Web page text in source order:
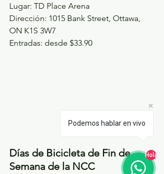
Lugar: TD Place Arena
Dirección: 1015 Bank Street, Ottawa,
ON K1S 3W7
Entradas: desde $33.90
Días de Bicicleta de Fin de
Semana de la NCC
Podemos hablar en vivo
Hola